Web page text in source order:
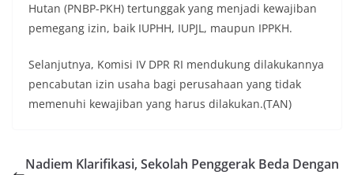
Hutan (PNBP-PKH) tertunggak yang menjadi kewajiban
pemegang izin, baik IUPHH, IUPJL, maupun IPPKH.
Selanjutnya, Komisi IV DPR RI mendukung dilakukannya
pencabutan izin usaha bagi perusahaan yang tidak
memenuhi kewajiban yang harus dilakukan.(TAN)
Nadiem Klarifikasi, Sekolah Penggerak Beda Dengan